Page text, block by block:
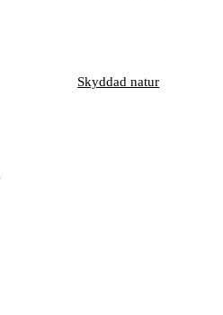
Skyddad natur